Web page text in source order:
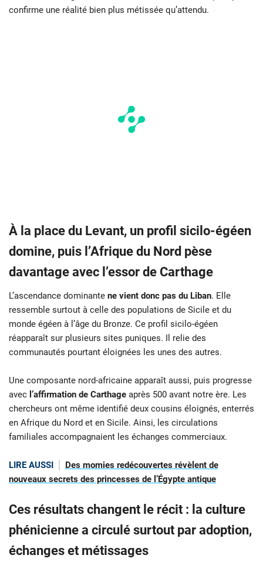
confirme une réalité bien plus métissée qu’attendu.
À la place du Levant, un profil sicilo-égéen
domine, puis l’Afrique du Nord pèse
davantage avec l’essor de Carthage
L’ascendance dominante ne vient donc pas du Liban. Elle
ressemble surtout à celle des populations de Sicile et du
monde égéen à l’âge du Bronze. Ce profil sicilo-égéen
réapparaît sur plusieurs sites puniques. Il relie des
communautés pourtant éloignées les unes des autres.
Une composante nord-africaine apparaît aussi, puis progresse
avec l’affirmation de Carthage après 500 avant notre ère. Les
chercheurs ont même identifié deux cousins éloignés, enterrés
en Afrique du Nord et en Sicile. Ainsi, les circulations
familiales accompagnaient les échanges commerciaux.
LIRE AUSSI
Des momies redécouvertes révèlent de
nouveaux secrets des princesses de l’Égypte antique
Ces résultats changent le récit : la culture
phénicienne a circulé surtout par adoption,
échanges et métissages